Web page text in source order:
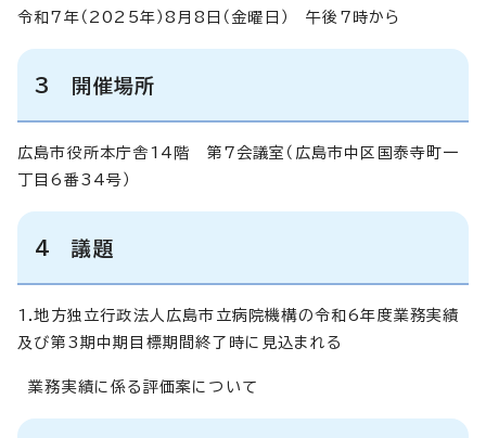
令和7年（2025年）8月8日（金曜日） 午後7時から
3 開催場所
広島市役所本庁舎14階 第7会議室（広島市中区国泰寺町一
丁目6番34号）
4 議題
1.地方独立行政法人広島市立病院機構の令和6年度業務実績
及び第3期中期目標期間終了時に見込まれる
業務実績に係る評価案について